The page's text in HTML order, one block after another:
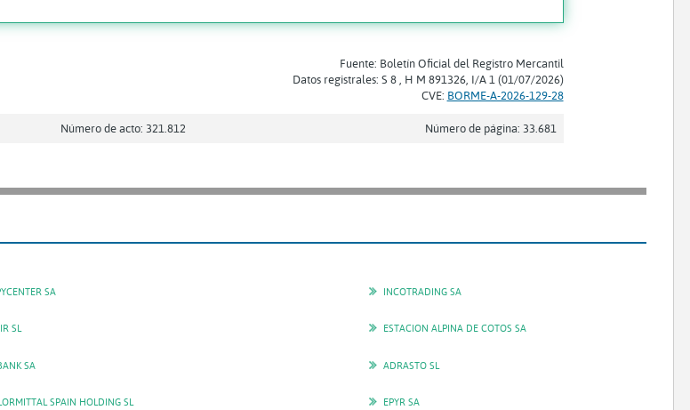
Fuente: Boletín Oficial del Registro Mercantil
Datos registrales: S 8 , H M 891326, I/A 1 (01/07/2026)
CVE: BORME-A-2026-129-28
Número de acto: 321.812 Número de página: 33.681
SA INCOTRADING SA
SL ESTACION ALPINA DE COTOS SA
SA ADRASTO SL
SPAIN HOLDING SL EPYR SA